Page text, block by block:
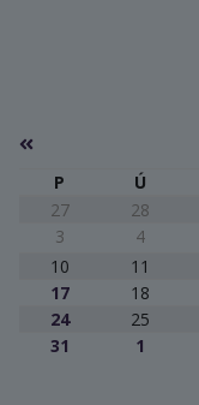
P
Ú
27
28
3
4
10
11
17
18
24
25
31
1